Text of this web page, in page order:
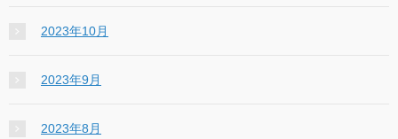
2023年10月
2023年9月
2023年8月